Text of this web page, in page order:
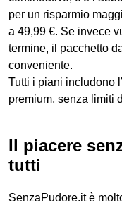
per un risparmio
a 49,99 €. Se invece
termine, il pacchetto
conveniente.
Tutti i piani includono
premium, senza limiti
Il piacere
tutti
SenzaPudore.it è